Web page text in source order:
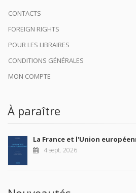
CONTACTS
FOREIGN RIGHTS
POUR LES LIBRAIRES
CONDITIONS GÉNÉRALES
MON COMPTE
À paraître
La France et l'Union
4 sept. 2026